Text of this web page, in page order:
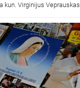
kun. Virginijus Veprauskas.